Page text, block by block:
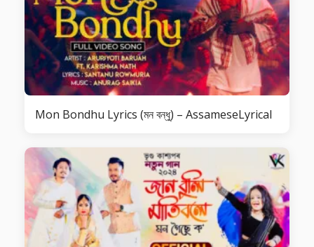
Mon Bondhu Lyrics (মন বন্ধু) – AssameseLyrical